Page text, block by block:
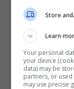
Store
Learn
Your personal
your device
data) may be
partners, or
may use precise